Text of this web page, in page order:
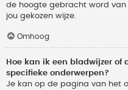
de hoogte gebracht word
jou gekozen wijze.
Omhoog
Hoe kan ik een bladwijzer of
specifieke onderwerpen?
Je kan op de pagina van het